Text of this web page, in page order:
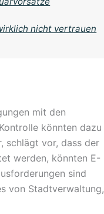
nicht vertrauen
mit den
könnten dazu
schlägt vor, dass der
werden, könnten E-
sind
von Stadtverwaltung,